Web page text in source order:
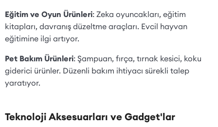
Eğitim ve Oyun Ürünleri: Zeka oyuncakları, eğitim
kitapları, davranış düzeltme araçları. Evcil hayvan
eğitimine ilgi artıyor.
Pet Bakım Ürünleri: Şampuan, fırça, tırnak kesici, koku
giderici ürünler. Düzenli bakım ihtiyacı sürekli talep
yaratıyor.
Teknoloji Aksesuarları ve Gadget'lar